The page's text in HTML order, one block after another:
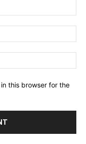
this browser for the